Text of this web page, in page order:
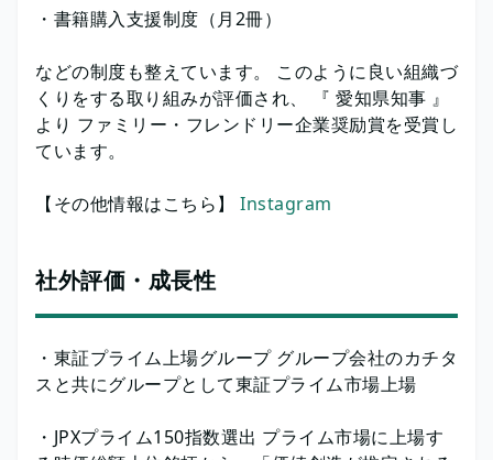
・書籍購入支援制度（月2冊）
などの制度も整えています。 このように良い組織づ
くりをする取り組みが評価され、 『 愛知県知事 』
より ファミリー・フレンドリー企業奨励賞を受賞し
ています。
【その他情報はこちら】 Instagram
社外評価・成長性
・東証プライム上場グループ グループ会社のカチタ
スと共にグループとして東証プライム市場上場
・JPXプライム150指数選出 プライム市場に上場す